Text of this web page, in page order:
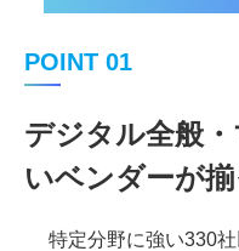
POINT 01
デジタル全般
いベンダーが
特定分野に強い330